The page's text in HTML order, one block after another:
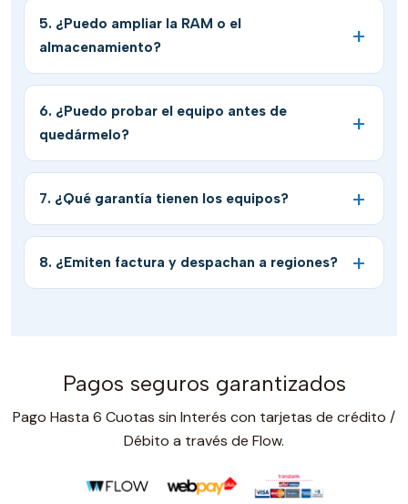
5. ¿Puedo ampliar la RAM o el
almacenamiento?
6. ¿Puedo probar el equipo antes de
quedármelo?
7. ¿Qué garantía tienen los equipos?
8. ¿Emiten factura y despachan a regiones?
Pagos seguros garantizados
Pago Hasta 6 Cuotas sin Interés con tarjetas de crédito /
Débito a través de Flow.